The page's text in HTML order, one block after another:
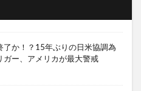
了か！？15年ぶりの日米協調為
ー、アメリカが最大警戒